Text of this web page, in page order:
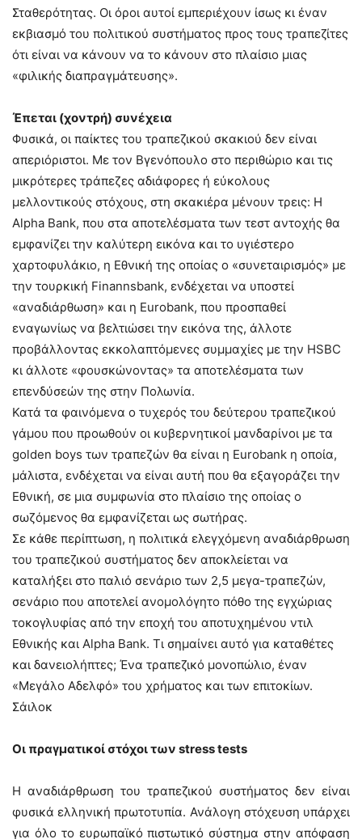
Σταθερότητας. Οι όροι αυτοί εμπεριέχουν ίσως κι έναν
εκβιασμό του πολιτικού συστήματος προς τους τραπεζίτες
ότι είναι να κάνουν να το κάνουν στο πλαίσιο μιας
«φιλικής διαπραγμάτευσης».
Έπεται (χοντρή) συνέχεια
Φυσικά, οι παίκτες του τραπεζικού σκακιού δεν είναι
απεριόριστοι. Με τον Βγενόπουλο στο περιθώριο και τις
μικρότερες τράπεζες αδιάφορες ή εύκολους
μελλοντικούς στόχους, στη σκακιέρα μένουν τρεις: Η
Alpha Bank, που στα αποτελέσματα των τεστ αντοχής θα
εμφανίζει την καλύτερη εικόνα και το υγιέστερο
χαρτοφυλάκιο, η Εθνική της οποίας ο «συνεταιρισμός» με
την τουρκική Finannsbank, ενδέχεται να υποστεί
«αναδιάρθωση» και η Eurobank, που προσπαθεί
εναγωνίως να βελτιώσει την εικόνα της, άλλοτε
προβάλλοντας εκκολαπτόμενες συμμαχίες με την HSBC
κι άλλοτε «φουσκώνοντας» τα αποτελέσματα των
επενδύσεών της στην Πολωνία.
Κατά τα φαινόμενα ο τυχερός του δεύτερου τραπεζικού
γάμου που προωθούν οι κυβερνητικοί μανδαρίνοι με τα
golden boys των τραπεζών θα είναι η Eurobank η οποία,
μάλιστα, ενδέχεται να είναι αυτή που θα εξαγοράζει την
Εθνική, σε μια συμφωνία στο πλαίσιο της οποίας ο
σωζόμενος θα εμφανίζεται ως σωτήρας.
Σε κάθε περίπτωση, η πολιτικά ελεγχόμενη αναδιάρθρωση
του τραπεζικού συστήματος δεν αποκλείεται να
καταλήξει στο παλιό σενάριο των 2,5 μεγα-τραπεζών,
σενάριο που αποτελεί ανομολόγητο πόθο της εγχώριας
τοκογλυφίας από την εποχή του αποτυχημένου ντιλ
Εθνικής και Alpha Bank. Τι σημαίνει αυτό για καταθέτες
και δανειολήπτες; Ένα τραπεζικό μονοπώλιο, έναν
«Μεγάλο Αδελφό» του χρήματος και των επιτοκίων.
Σάιλοκ
Οι πραγματικοί στόχοι των stress tests
H αναδιάρθρωση του τραπεζικού συστήματος δεν είναι
φυσικά ελληνική πρωτοτυπία. Ανάλογη στόχευση υπάρχει
για όλο το ευρωπαϊκό πιστωτικό σύστημα στην απόφαση